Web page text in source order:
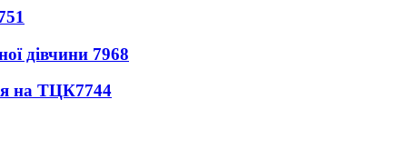
дівчини 7968
на ТЦК7744